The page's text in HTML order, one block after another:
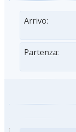
Arrivo:
Partenza: